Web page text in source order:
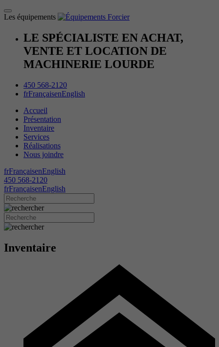
Les équipements
LE SPÉCIALISTE EN ACHAT,
VENTE ET LOCATION DE
MACHINERIE LOURDE
450 568-2120
frFrançaisenEnglish
Accueil
Présentation
Inventaire
Services
Réalisations
Nous joindre
frFrançaisenEnglish
450 568-2120
frFrançaisenEnglish
Inventaire